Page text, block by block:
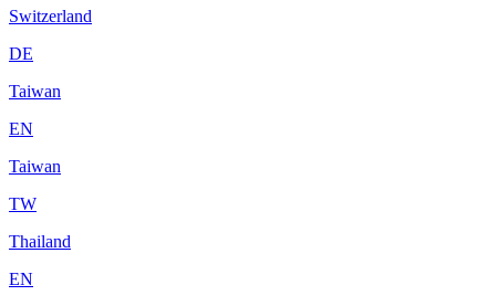
Switzerland
DE
Taiwan
EN
Taiwan
TW
Thailand
EN